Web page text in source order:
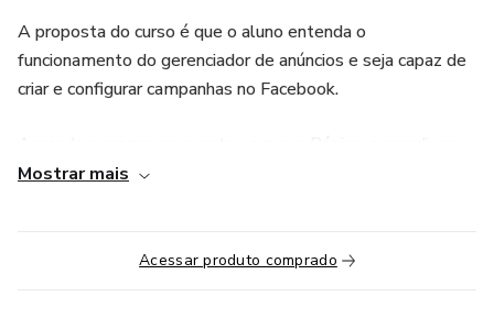
A proposta do curso é que o aluno entenda o
funcionamento do gerenciador de anúncios e seja capaz de
criar e configurar campanhas no Facebook.
alcance e criar anúncios de acordo com seus objetivos.
“Esse produto é comercializado com apoio da Hotmart. A
plataforma não faz controle editorial prévio dos produtos
comercializados, nem avalia a tecnicidade e experiência
Mostrar mais
Acessar produto comprado